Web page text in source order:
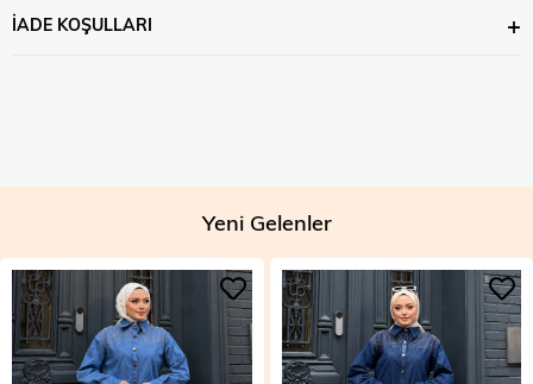
İADE KOŞULLARI
Yeni Gelenler